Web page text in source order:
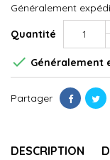
Généralement
Quantité
 Généralement
Partager
DESCRIPTION